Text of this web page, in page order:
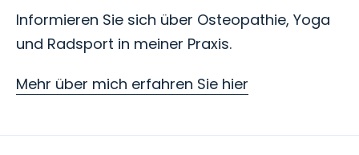
Informieren Sie sich über Osteopathie, Yoga
und Radsport in meiner Praxis.
Mehr über mich erfahren Sie hier